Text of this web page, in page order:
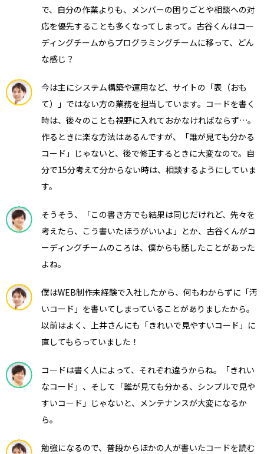
で、自分の作業よりも、メンバーの困りごとや相談への対
応を優先することも多くなってしまって。古谷くんはコー
ディングチームからプログラミングチームに移って、どん
な感じ？
今は主にシステム構築や運用など、サイトの「表（おも
て）」ではない方の業務を担当しています。コードを書く
時は、後々のことも視野に入れておかなければならず…。
作るときに楽な方法はあるんですが、「誰が見ても分かる
コード」じゃないと、後で修正するときに大変なので。自
分で15分考えて分からない時は、相談するようにしていま
す。
そうそう、「この書き方でも結果は同じだけれど、先々を
考えたら、こう書いたほうがいいよ」とか、古谷くんがコ
ーディングチームのころは、僕からも話したことがあった
よね。
僕はWEB制作未経験で入社したから、何もわからずに「汚
いコード」を書いてしまっていることがありましたから。
以前はよく、上井さんにも「きれいで見やすいコード」に
直してもらっていました！
コードは書く人によって、それぞれ違うからね。「きれい
なコード」、そして「誰が見ても分かる、シンプルで見や
すいコード」じゃないと、メンテナンスが大変になるか
ら。
勉強になるので、普段からほかの人が書いたコードを読む